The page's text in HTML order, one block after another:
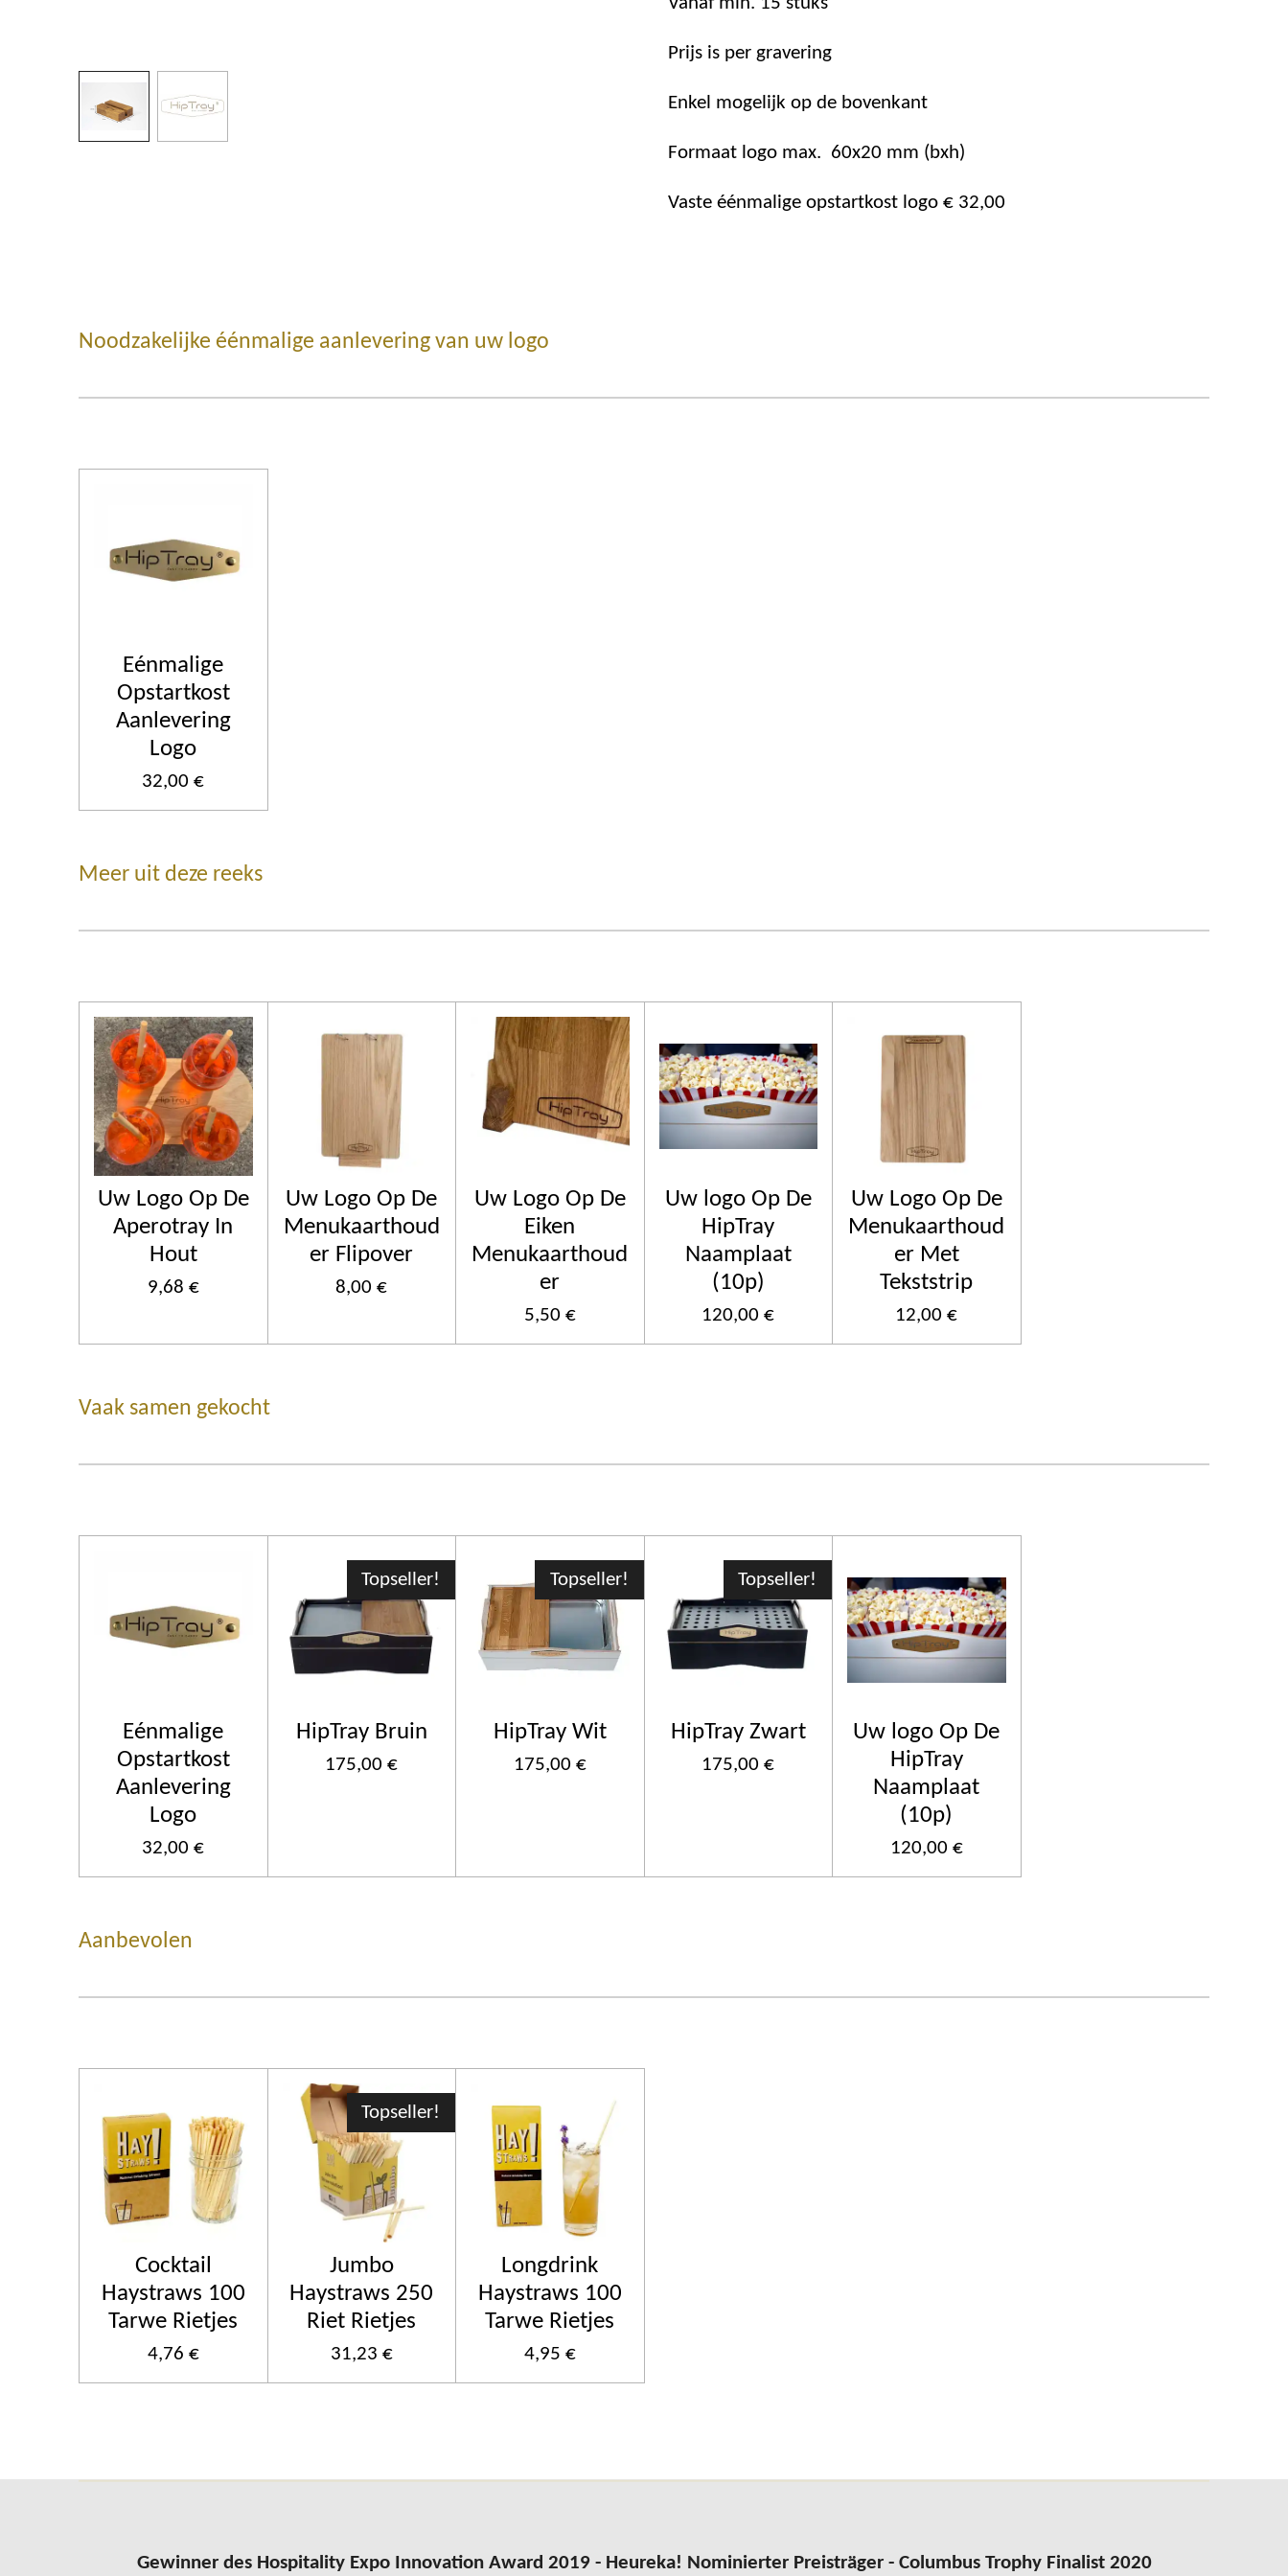
Prijs is per gravering
Enkel mogelijk op de bovenkant
Formaat logo max. 60x20 mm (bxh)
Vaste éénmalige opstartkost logo € 32,00
Noodzakelijke éénmalige aanlevering van uw logo
Eénmalige
Opstartkost
Aanlevering
Logo
32,00 €
Meer uit deze reeks
Uw Logo Op De
Aperotray In
Hout
9,68 €
Uw Logo Op De
Menukaarthoud
er Flipover
8,00 €
Uw Logo Op De
Eiken
Menukaarthoud
er
5,50 €
Uw logo Op De
HipTray
Naamplaat
(10p)
120,00 €
Uw Logo Op De
Menukaarthoud
er Met
Tekststrip
12,00 €
Vaak samen gekocht
Eénmalige
Opstartkost
Aanlevering
Logo
32,00 €
Topseller!
HipTray Bruin
175,00 €
Topseller!
HipTray Wit
175,00 €
Topseller!
HipTray Zwart
175,00 €
Uw logo Op De
HipTray
Naamplaat
(10p)
120,00 €
Aanbevolen
Cocktail
Haystraws 100
Tarwe Rietjes
4,76 €
Topseller!
Jumbo
Haystraws 250
Riet Rietjes
31,23 €
Longdrink
Haystraws 100
Tarwe Rietjes
4,95 €
Gewinner des Hospitality Expo Innovation Award 2019 - Heureka! Nominierter Preisträger - Columbus Trophy Finalist 2020